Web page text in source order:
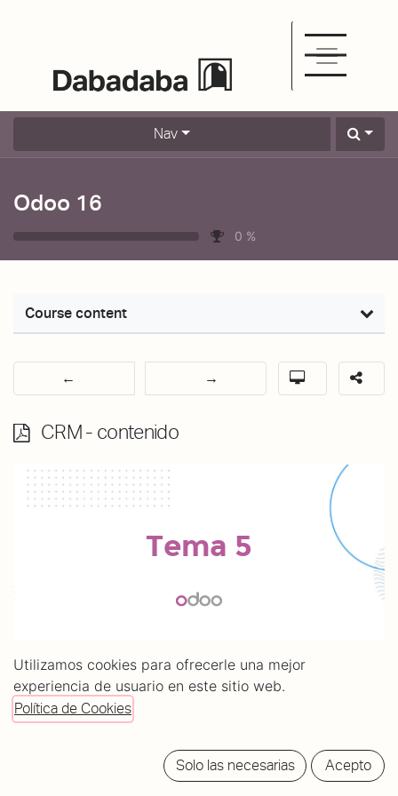
Nav
Odoo 16
0 %
Course content
CRM - contenido
Utilizamos cookies para ofrecerle una mejor
experiencia de usuario en este sitio web.
Política de Cookies
Solo las necesarias Acepto